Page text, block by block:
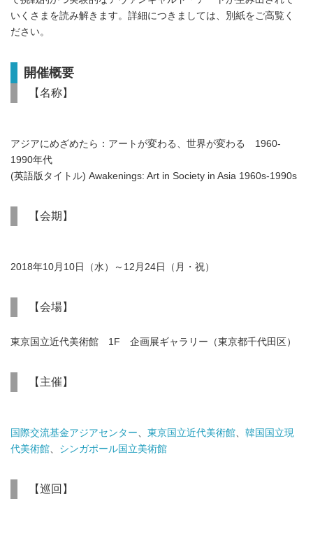
いくさまを読み解きます。詳細につきましては、別紙をご高覧く
ださい。
開催概要
【名称】
アジアにめざめたら：アートが変わる、世界が変わる 1960-
1990年代
(英語版タイトル) Awakenings: Art in Society in Asia 1960s-1990s
【会期】
2018年10月10日（水）～12月24日（月・祝）
【会場】
東京国立近代美術館 1F 企画展ギャラリー（東京都千代田区）
【主催】
国際交流基金アジアセンター、 東京国立近代美術館、 韓国国立現
代美術館、 シンガポール国立美術館
【巡回】